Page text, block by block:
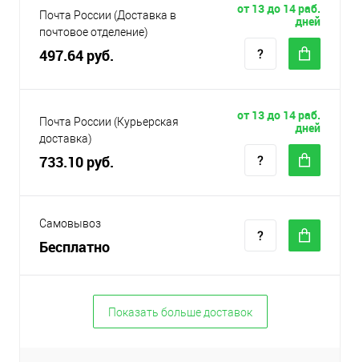
Почта России (Доставка в
почтовое отделение)
497.64 руб.
от 13 до 14 раб.
дней
Почта России (Курьерская
доставка)
733.10 руб.
от 13 до 14 раб.
дней
Самовывоз
Бесплатно
Показать больше доставок